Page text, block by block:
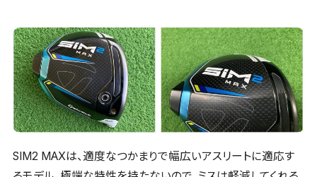
SIM2 MAXは、適度なつかまりで幅広いアスリートに適応す